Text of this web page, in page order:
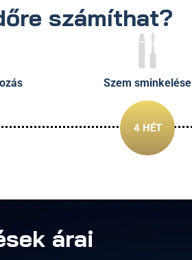
számíthat?
Szem sminkelése
4 HÉT
árai